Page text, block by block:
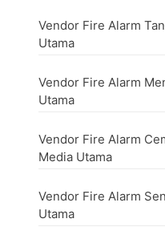
Vendor Fire Alarm
Utama
Vendor Fire Alarm
Utama
Vendor Fire Alarm
Media Utama
Vendor Fire Alarm
Utama